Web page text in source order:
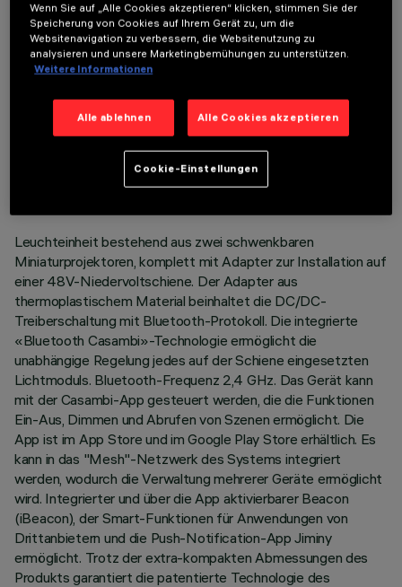
OPTIONALE KOMPONENTEN
TECHNISCHE DATEN
LETZTES UPDATE: 07.08.2026
Leuchteinheit bestehend aus zwei schwenkbaren
Miniaturprojektoren, komplett mit Adapter zur Installation auf
einer 48V-Niedervoltschiene. Der Adapter aus
thermoplastischem Material beinhaltet die DC/DC-
Treiberschaltung mit Bluetooth-Protokoll. Die integrierte
«Bluetooth Casambi»-Technologie ermöglicht die
unabhängige Regelung jedes auf der Schiene eingesetzten
Lichtmoduls. Bluetooth-Frequenz 2,4 GHz. Das Gerät kann
mit der Casambi-App gesteuert werden, die die Funktionen
Ein-Aus, Dimmen und Abrufen von Szenen ermöglicht. Die
App ist im App Store und im Google Play Store erhältlich. Es
kann in das "Mesh"-Netzwerk des Systems integriert
werden, wodurch die Verwaltung mehrerer Geräte ermöglicht
wird. Integrierter und über die App aktivierbarer Beacon
(iBeacon), der Smart-Funktionen für Anwendungen von
Drittanbietern und die Push-Notification-App Jiminy
ermöglicht. Trotz der extra-kompakten Abmessungen des
Produkts garantiert die patentierte Technologie des
Wenn Sie auf „Alle Cookies akzeptieren“ klicken, stimmen Sie der
Speicherung von Cookies auf Ihrem Gerät zu, um die
Websitenavigation zu verbessern, die Websitenutzung zu
analysieren und unsere Marketingbemühungen zu unterstützen.
Weitere Informationen
Alle ablehnen Alle Cookies akzeptieren
Cookie-Einstellungen